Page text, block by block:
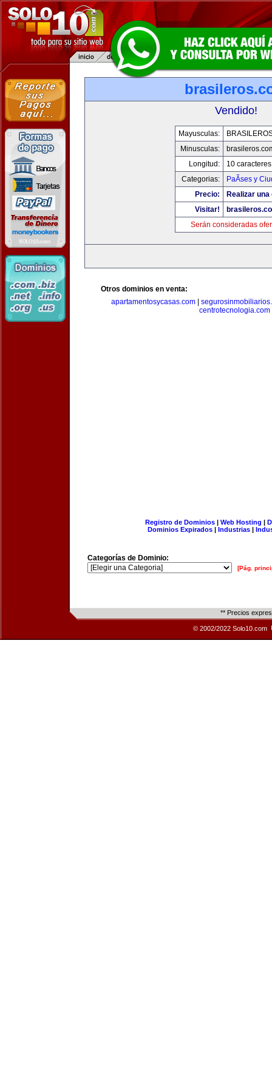
Vendido!
Mayusculas:
Minusculas:
Longitud:
10 caracteres
Categorias:
PaÃ­ses y
Precio:
Realizar
Visitar!
Serán consideradas
Otros dominios en venta:
apartamentosycasas.com|
centrotecnologia.com
Registro de Dominios| Web Hosting |
Dominios Expirados | Industrias |
Categorías de Dominio:
[Pág.
** Precios
© 2002/2022 Solo10.com